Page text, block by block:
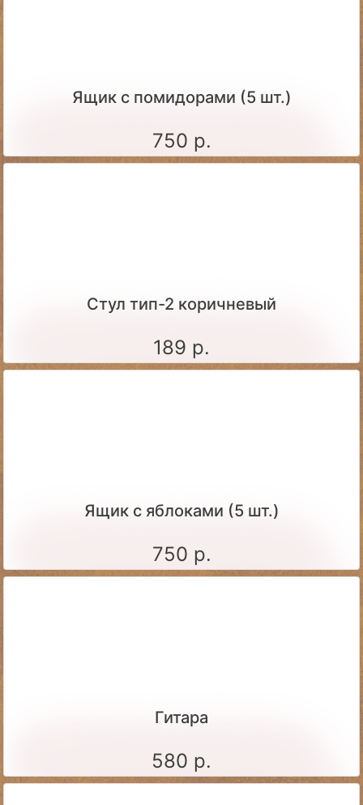
Ящик c помидорами (5 шт.)
750 р.
Стул тип-2 коричневый
189 р.
Ящик c яблоками (5 шт.)
750 р.
Гитара
580 р.